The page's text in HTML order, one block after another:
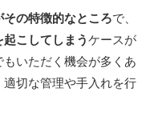
その特徴的なところで、
起こしてしまうケースが
いただく機会が多くあ
適切な管理や手入れを行